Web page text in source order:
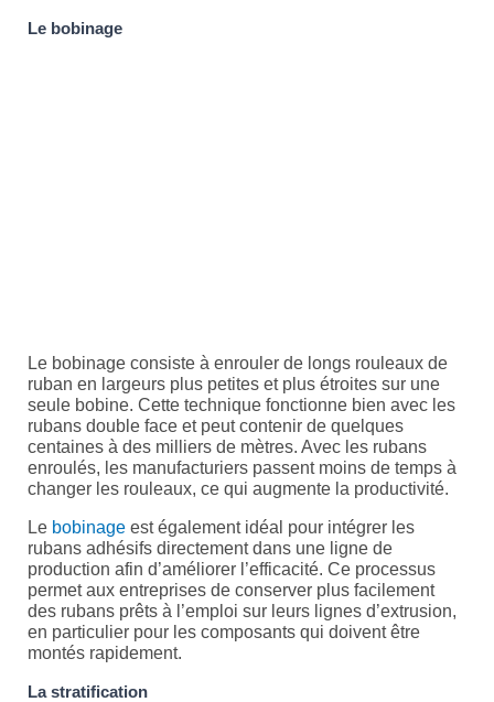
Le bobinage
Le bobinage consiste à enrouler de longs rouleaux de
ruban en largeurs plus petites et plus étroites sur une
seule bobine. Cette technique fonctionne bien avec les
rubans double face et peut contenir de quelques
centaines à des milliers de mètres. Avec les rubans
enroulés, les manufacturiers passent moins de temps à
changer les rouleaux, ce qui augmente la productivité.
Le bobinage est également idéal pour intégrer les
rubans adhésifs directement dans une ligne de
production afin d’améliorer l’efficacité. Ce processus
permet aux entreprises de conserver plus facilement
des rubans prêts à l’emploi sur leurs lignes d’extrusion,
en particulier pour les composants qui doivent être
montés rapidement.
La stratification